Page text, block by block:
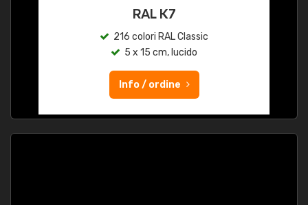
RAL K7
216 colori RAL Classic
5 x 15 cm, lucido
Info / ordine